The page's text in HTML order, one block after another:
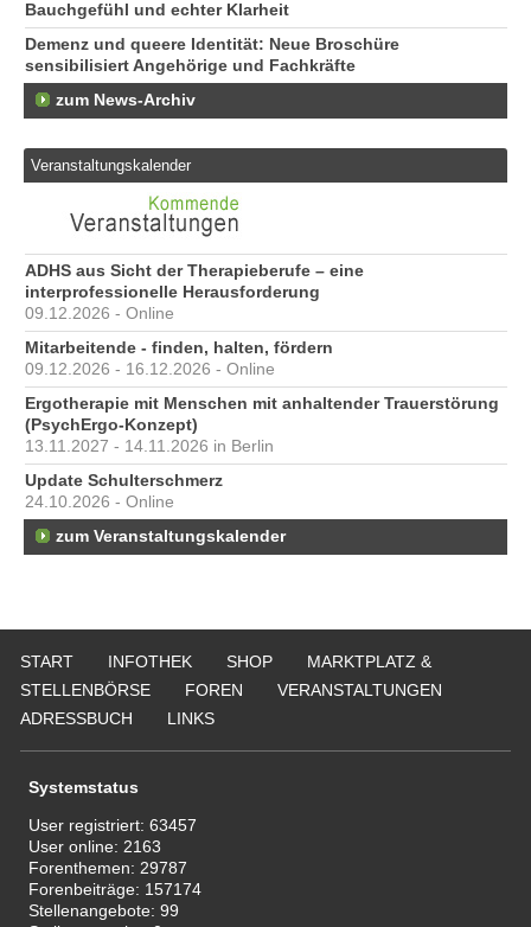
Bauchgefühl und echter Klarheit
Demenz und queere Identität: Neue Broschüre
sensibilisiert Angehörige und Fachkräfte
zum News-Archiv
Veranstaltungskalender
ADHS aus Sicht der Therapieberufe – eine
interprofessionelle Herausforderung
09.12.2026 - Online
Mitarbeitende - finden, halten, fördern
09.12.2026 - 16.12.2026 - Online
Ergotherapie mit Menschen mit anhaltender Trauerstörung
(PsychErgo-Konzept)
13.11.2027 - 14.11.2026 in Berlin
Update Schulterschmerz
24.10.2026 - Online
zum Veranstaltungskalender
START INFOTHEK SHOP
MARKTPLATZ &
STELLENBÖRSE
FOREN
VERANSTALTUNGEN
ADRESSBUCH
LINKS
Systemstatus
User registriert:63457
User online: 2163
Forenthemen: 29787
Forenbeiträge: 157174
Stellenangebote:99